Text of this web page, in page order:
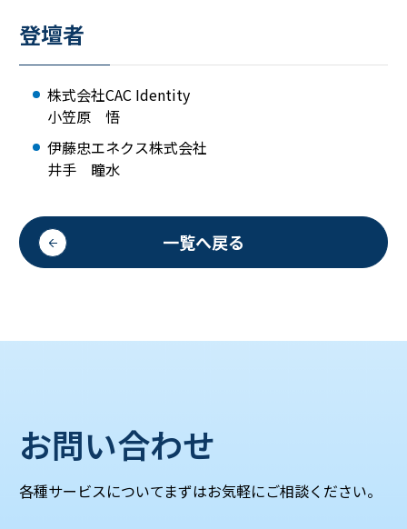
登壇者
株式会社CAC Identity
小笠原 悟
伊藤忠エネクス株式会社
井手 瞳水
一覧へ戻る
お問い合わせ
各種サービスについてまずはお気軽にご相談ください。